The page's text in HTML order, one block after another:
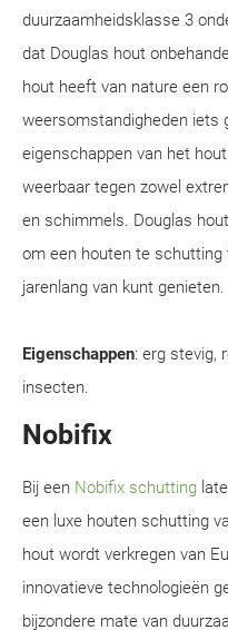
duurzaamheidsklasse 3
dat Douglas hout
hout heeft van nature een
weersomstandigheden iets
eigenschappen van het
weerbaar tegen zowel
en schimmels. Douglas
om een houten te schutting
jarenlang van kunt genieten.
Eigenschappen: erg stevig,
insecten.
Nobifix
Bij een Nobifix schutting
een luxe houten schutting
hout wordt verkregen van
innovatieve technologieën
bijzondere mate van